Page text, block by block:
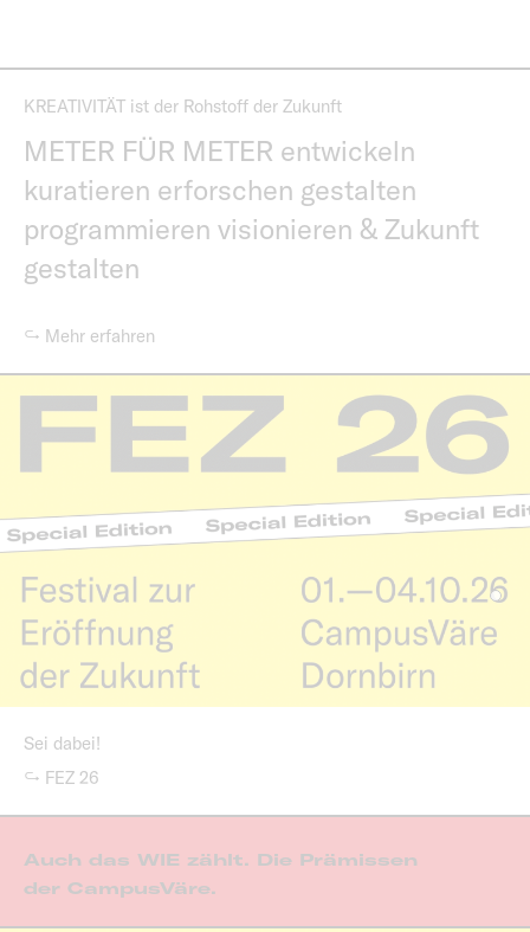
KREATIVITÄT ist der Rohstoff der Zukunft
METER FÜR METER entwickeln
kuratieren erforschen gestalten
programmieren visionieren & Zukunft
gestalten
↪ Mehr erfahren
Sei dabei!
↪ FEZ 26
Auch das WIE zählt. Die Prämissen
der CampusVäre.